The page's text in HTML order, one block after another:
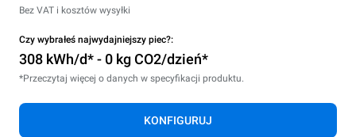
Bez VAT i kosztów wysyłki
Czy wybrałeś najwydajniejszy piec?:
308 kWh/d* - 0 kg CO2/dzień*
*Przeczytaj więcej o danych w specyfikacji produktu.
KONFIGURUJ